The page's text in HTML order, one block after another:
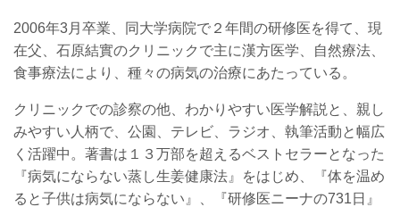
2006年3月卒業、同大学病院で２年間の研修医を得て、現
在父、石原結實のクリニックで主に漢方医学、自然療法、
食事療法により、種々の病気の治療にあたっている。
クリニックでの診察の他、わかりやすい医学解説と、親し
みやすい人柄で、公園、テレビ、ラジオ、執筆活動と幅広
く活躍中。著書は１３万部を超えるベストセラーとなった
『病気にならない蒸し生姜健康法』をはじめ、『体を温め
ると子供は病気にならない』、『研修医ニーナの731日』